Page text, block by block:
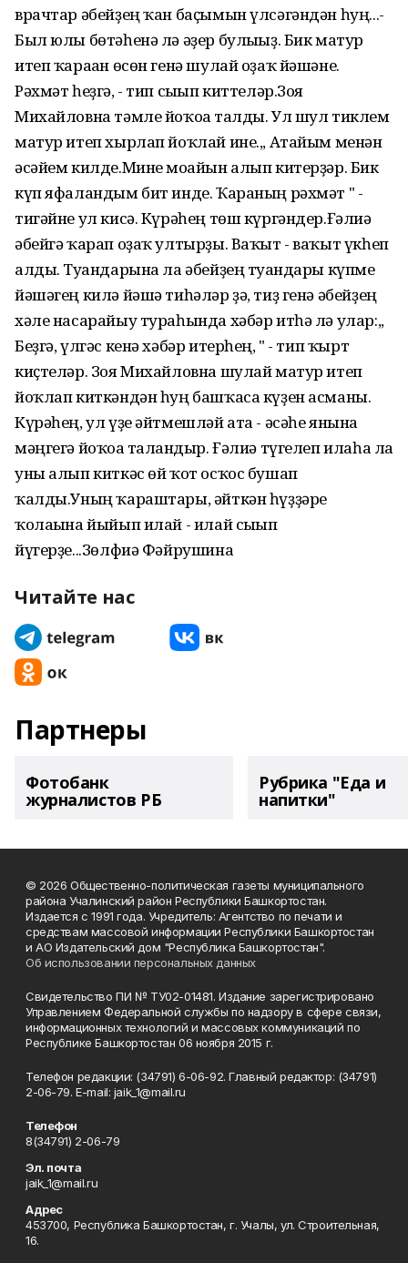
врачтар әбейҙең ҡан баҫымын үлсәгәндән һуң...-
Был юлы бөтәһенә лә әҙер булығыҙ. Бик матур
итеп ҡараған өсөн генә шулай оҙаҡ йәшәне.
Рәхмәт һеҙгә, - тип сығып киттеләр.Зоя
Михайловна тәмле йоҡоға талды. Ул шул тиклем
матур итеп хырлап йоҡлай ине.,, Атайым менән
әсәйем килде.Мине моғайын алып китерҙәр. Бик
күп яфаландым бит инде. Ҡараның рәхмәт " -
тигәйне ул кисә. Күрәһең төш күргәндер.Ғәлиә
әбейгә ҡарап оҙаҡ ултырҙы. Ваҡыт - ваҡыт үкһеп
алды. Туғандарына ла әбейҙең туғандары күпме
йәшәгең килә йәшә тиһәләр ҙә, тиҙ генә әбейҙең
хәле насарайыу тураһында хәбәр итһә лә улар:,,
Беҙгә, үлгәс кенә хәбәр итерһең, " - тип ҡырт
киҫтеләр. Зоя Михайловна шулай матур итеп
йоҡлап киткәндән һуң башҡаса күҙен асманы.
Күрәһең, ул үҙе әйтмешләй ата - әсәһе янына
мәңгегә йоҡоға талғандыр. Ғәлиә түгелеп илаһа ла
уны алып киткәс өй ҡот осҡос бушап
ҡалды.Уның ҡараштары, әйткән һүҙҙәре
ҡолағына йыйып илай - илай сығып
йүгерҙе...Зөлфиә Фәйрушина
Читайте нас
Партнеры
Фотобанк
журналистов РБ
Рубрика "Еда и
напитки"
© 2026 Общественно-политическая газеты муниципального
района Учалинский район Республики Башкортостан.
Издается с 1991 года. Учредитель: Агентство по печати и
средствам массовой информации Республики Башкортостан
и АО Издательский дом "Республика Башкортостан".
Об использовании персональных данных
Свидетельство ПИ № ТУ02-01481. Издание зарегистрировано
Управлением Федеральной службы по надзору в сфере связи,
информационных технологий и массовых коммуникаций по
Республике Башкортостан 06 ноября 2015 г.
Телефон редакции: (34791) 6-06-92. Главный редактор: (34791)
2-06-79. Е-mаil: jaik_1@mail.ru
Телефон
8(34791) 2-06-79
Эл. почта
jaik_1@mail.ru
Адрес
453700, Республика Башкортостан, г. Учалы, ул. Строительная,
16.